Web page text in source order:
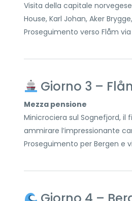
Visita della capitale
House, Karl Johan, Aker
Proseguimento verso Flåm
Giorno 3 –
Mezza pensione
Minicrociera sul Sognefjord, il
ammirare l’impressionante
Proseguimento per Bergen e